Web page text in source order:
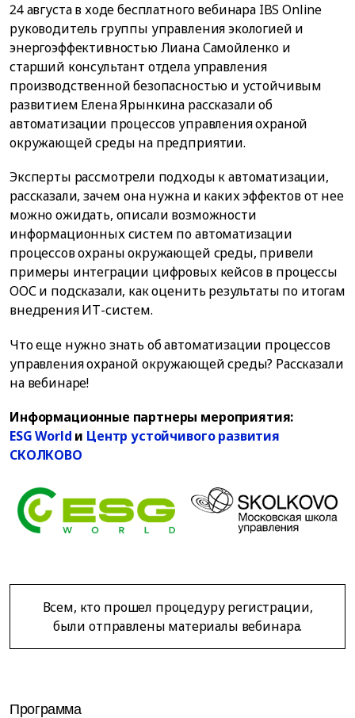
24 августа в ходе бесплатного вебинара IBS Online
руководитель группы управления экологией и
энергоэффективностью Лиана Самойленко и
старший консультант отдела управления
производственной безопасностью и устойчивым
развитием Елена Ярынкина рассказали об
автоматизации процессов управления охраной
окружающей среды на предприятии.
Эксперты рассмотрели подходы к автоматизации,
рассказали, зачем она нужна и каких эффектов от нее
можно ожидать, описали возможности
информационных систем по автоматизации
процессов охраны окружающей среды, привели
примеры интеграции цифровых кейсов в процессы
ООС и подсказали, как оценить результаты по итогам
внедрения ИТ-систем.
Что еще нужно знать об автоматизации процессов
управления охраной окружающей среды? Рассказали
на вебинаре!
Информационные партнеры мероприятия:
ESG World и Центр устойчивого развития
СКОЛКОВО
Всем, кто прошел процедуру регистрации,
были отправлены материалы вебинара.
Программа